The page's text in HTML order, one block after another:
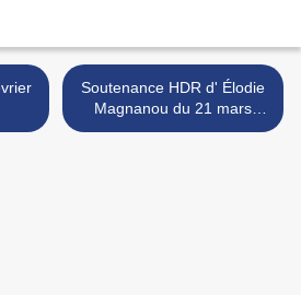
Soutenance HDR d' Élodie
Magnanou du 21 mars
2016 >